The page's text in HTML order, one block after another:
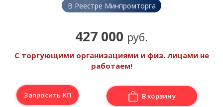
В Реестре Минпромторга
427 000 руб.
С торгующими организациями и физ. лицами не
работаем!
Запросить КП В корзину